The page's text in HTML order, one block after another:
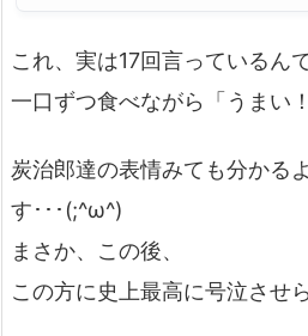
これ、実は17回言っているん
一口ずつ食べながら「うまい
炭治郎達の表情みても分かる
す･･･(;^ω^)
まさか、この後、
この方に史上最高に号泣させ